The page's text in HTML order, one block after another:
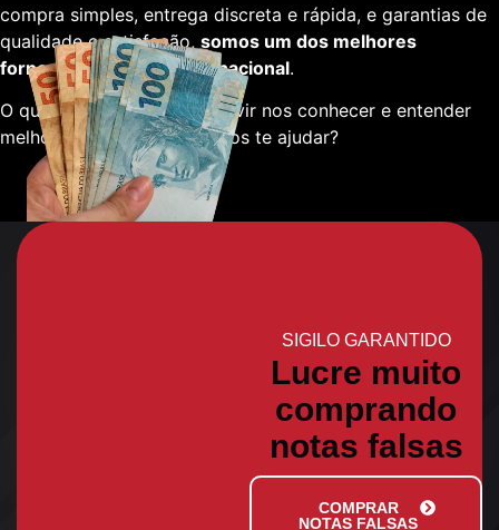
compra simples, entrega discreta e rápida, e garantias de
qualidade e satisfação, somos um dos melhores
fornecedores em escala nacional.
O que está esperando para vir nos conhecer e entender
melhor sobre como podemos te ajudar?
SIGILO GARANTIDO
Lucre muito
comprando
notas falsas
COMPRAR
NOTAS FALSAS